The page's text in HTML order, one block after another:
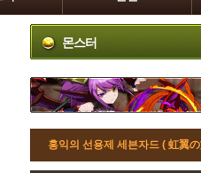
몬스터
홍익의 선용제 세븐자드 ( 虹翼